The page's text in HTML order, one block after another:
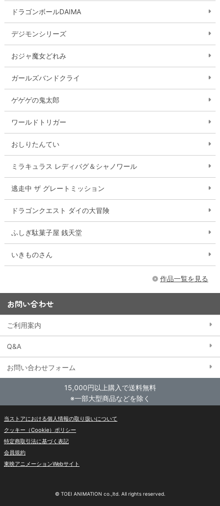
ドラゴンボールDAIMA
デジモンシリーズ
おジャ魔女どれみ
ガールズバンドクライ
ゲゲゲの鬼太郎
ワールドトリガー
おしりたんてい
ミラキュラス レディバグ＆シャノワール
逃走中 ザ グレートミッション
ドラゴンクエスト ダイの大冒険
ふしぎ駄菓子屋 銭天堂
いきものさん
作品一覧を見る
お問い合わせ
ご利用案内
Q&A
お問い合わせフォーム
15,000円以上購入で送料無料
※一部大型商品などを除く
当ストアにおける個人情報の取り扱いについて
クッキー（Cookie）ポリシー
特定商取引法に基づく表記
会員規約
東映アニメーションWebサイト
© TOEI ANIMATION co.,ltd. All rights reserved.